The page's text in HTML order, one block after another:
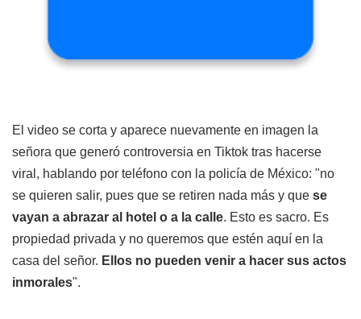
El video se corta y aparece nuevamente en imagen la
señora que generó controversia en Tiktok tras hacerse
viral, hablando por teléfono con la policía de México: "no
se quieren salir, pues que se retiren nada más y que se
vayan a abrazar al hotel o a la calle. Esto es sacro. Es
propiedad privada y no queremos que estén aquí en la
casa del señor. Ellos no pueden venir a hacer sus actos
inmorales".